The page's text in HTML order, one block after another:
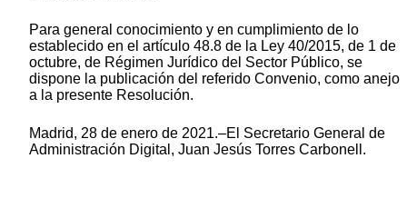
Para general conocimiento y en cumplimiento de lo
establecido en el artículo 48.8 de la Ley 40/2015, de 1 de
octubre, de Régimen Jurídico del Sector Público, se
dispone la publicación del referido Convenio, como anejo
a la presente Resolución.
Madrid, 28 de enero de 2021.–El Secretario General de
Administración Digital, Juan Jesús Torres Carbonell.